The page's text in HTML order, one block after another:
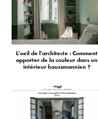
L'oeil de l'architecte : Comment
apporter de la couleur dans un
intérieur haussmannien ?